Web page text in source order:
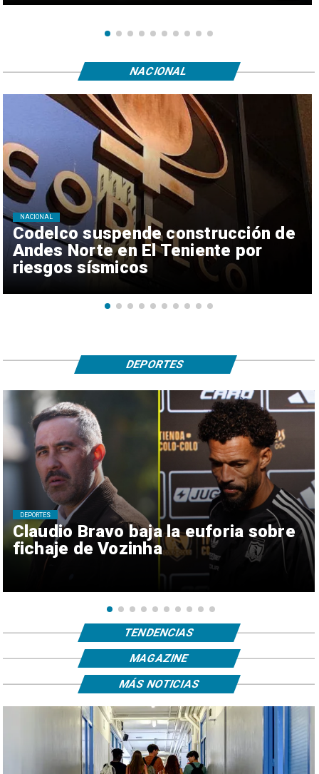
Codelco suspende construcción de
Andes Norte en El Teniente por
riesgos sísmicos
NACIONAL
NACIONAL
Claudio Bravo baja la euforia sobre
fichaje de Vozinha
DEPORTES
DEPORTES
TENDENCIAS
MAGAZINE
MÁS NOTICIAS